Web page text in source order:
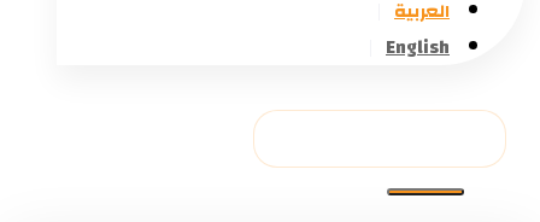
العربية
English